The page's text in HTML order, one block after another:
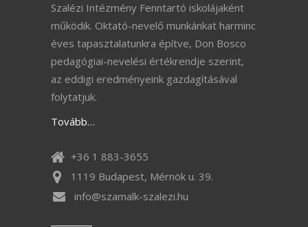
Szalézi Intézmény Fenntartó iskolájaként
működik. Oktató-nevelő munkánkat harminc
éves tapasztalatunkra építve, Don Bosco
pedagógiai-nevelési értékrendje szerint,
az eddigi eredményeink gazdagításával
folytatjuk.
Tovább…
+36 1 883-3655
1119 Budapest, Mérnök u. 39.
info@szamalk-szalezi.hu